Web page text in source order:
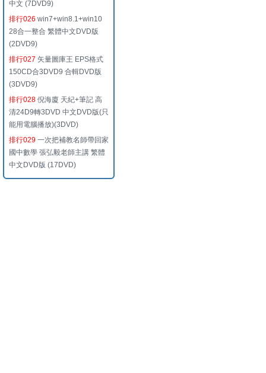
中文 (7DVD9)
排行026 win7+win8.1+win10
28合一整合 繁體中文DVD版
(2DVD9)
排行027 矢量圖庫王 EPS格式
150CD合3DVD9 合輯DVD版
(3DVD9)
排行028 倪海廈 天紀+筆記 高
清24D9轉3DVD 中文DVD版(只
能用電腦播放)(3DVD)
排行029 一次把補教名師帶回家
國中數學 張弘毅老師主講 繁體
中文DVD版 (17DVD)